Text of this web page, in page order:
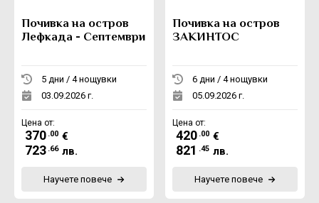
Почивка на остров
Лефкада - Септември
5 дни / 4 нощувки
03.09.2026 г.
Цена от:
370 .00 €
723 .66 лв.
Научете повече
Почивка на остров
ЗАКИНТОС
6 дни / 4 нощувки
05.09.2026 г.
Цена от:
420 .00 €
821 .45 лв.
Научете повече